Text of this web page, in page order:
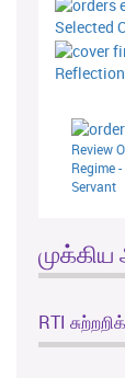
Selected
Review
Regime
Servant
முக்கிய
RTI